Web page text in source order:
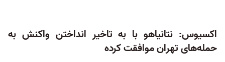
اکسیوس: نتانیاهو با به تاخیر انداختن واکنش به
حمله‌های تهران موافقت کرده